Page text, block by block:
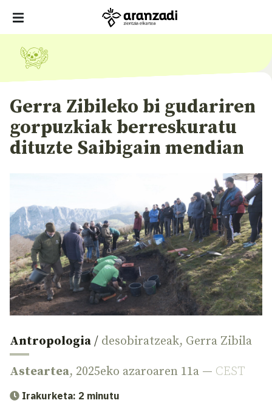
Gerra Zibileko bi gudariren
gorpuzkiak berreskuratu
dituzte Saibigain mendian
Antropologia / desobiratzeak, Gerra Zibila
Asteartea, 2025eko azaroaren 11a — CEST
Irakurketa: 2 minutu